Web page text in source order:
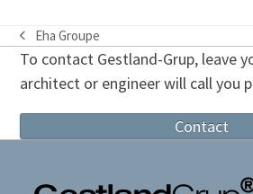
previous
post:
Eha Groupe
To contact Gestland-Grup, leave
architect or engineer will call you
Contact